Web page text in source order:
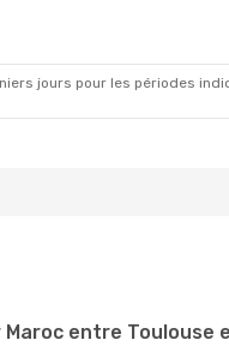
jours pour les périodes
Maroc entre Toulouse